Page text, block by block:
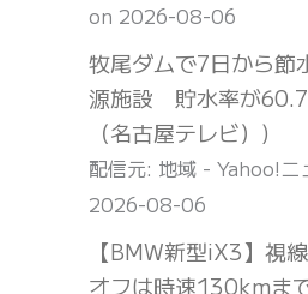
on 2026-08-06
牧尾ダムで7日から
源施設 貯水率が
（名古屋テレビ）)
配信元: 地域 - Yahoo!ニ
2026-08-06
【BMW新型iX3】視
オフは時速130kmま